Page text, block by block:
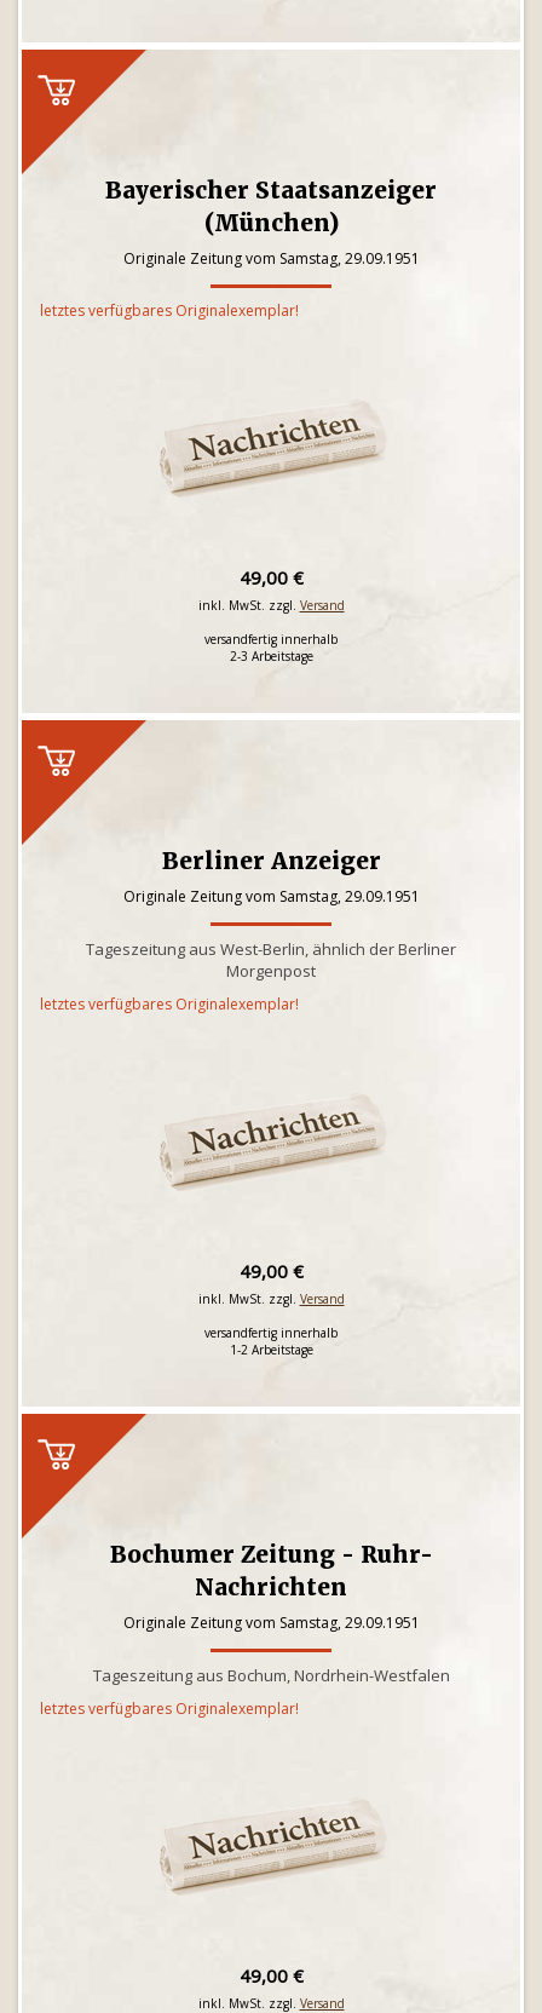
Bayerischer Staatsanzeiger
(München)
Originale Zeitung vom Samstag, 29.09.1951
letztes verfügbares Originalexemplar!
49,00 €
inkl. MwSt. zzgl. Versand
versandfertig innerhalb
2-3 Arbeitstage
Berliner Anzeiger
Originale Zeitung vom Samstag, 29.09.1951
Tageszeitung aus West-Berlin, ähnlich der Berliner
Morgenpost
letztes verfügbares Originalexemplar!
49,00 €
inkl. MwSt. zzgl. Versand
versandfertig innerhalb
1-2 Arbeitstage
Bochumer Zeitung - Ruhr-
Nachrichten
Originale Zeitung vom Samstag, 29.09.1951
Tageszeitung aus Bochum, Nordrhein-Westfalen
letztes verfügbares Originalexemplar!
49,00 €
inkl. MwSt. zzgl. Versand